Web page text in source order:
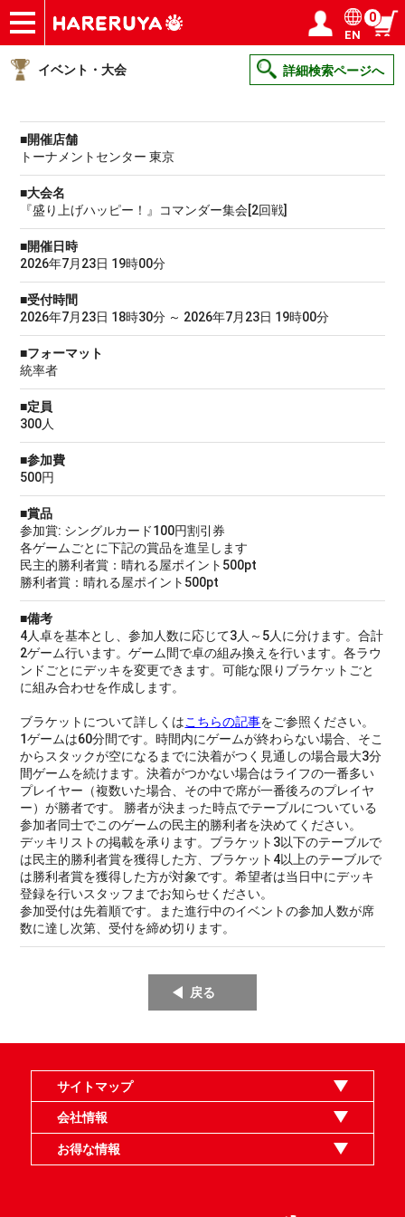
ショップ
買取
記事
デッキ検索
デッキ構築
選手一覧
店舗一覧
イベント
ヘルプ
お問い合わせ ログイン／会員登録
EN
0
イベント・大会 詳細検索ページへ
■開催店舗
トーナメントセンター 東京
■大会名
『盛り上げハッピー！』コマンダー集会[2回戦]
■開催日時
2026年7月23日 19時00分
■受付時間
2026年7月23日 18時30分 ～ 2026年7月23日 19時00分
■フォーマット
統率者
■定員
300人
■参加費
500円
■賞品
参加賞: シングルカード100円割引券
各ゲームごとに下記の賞品を進呈します
民主的勝利者賞：晴れる屋ポイント500pt
勝利者賞：晴れる屋ポイント500pt
■備考
4人卓を基本とし、参加人数に応じて3人～5人に分けます。合計
2ゲーム行います。ゲーム間で卓の組み換えを行います。各ラウ
ンドごとにデッキを変更できます。可能な限りブラケットごと
に組み合わせを作成します。
ブラケットについて詳しくはこちらの記事をご参照ください。
1ゲームは60分間です。時間内にゲームが終わらない場合、そこ
からスタックが空になるまでに決着がつく見通しの場合最大3分
間ゲームを続けます。決着がつかない場合はライフの一番多い
プレイヤー（複数いた場合、その中で席が一番後ろのプレイヤ
ー）が勝者です。 勝者が決まった時点でテーブルについている
参加者同士でこのゲームの民主的勝利者を決めてください。
デッキリストの掲載を承ります。ブラケット3以下のテーブルで
は民主的勝利者賞を獲得した方、ブラケット4以上のテーブルで
は勝利者賞を獲得した方が対象です。希望者は当日中にデッキ
登録を行いスタッフまでお知らせください。
参加受付は先着順です。また進行中のイベントの参加人数が席
数に達し次第、受付を締め切ります。
戻る
サイトマップ
オンラインショップ
買取
記事
選手一覧
デッキ検索
デッキ構築
イベント・大会
店舗のご案内
お問い合わせ
ヘルプ
FAQ
会社情報
利用規約
スタッフ募集
特定商取引法表示
個人情報保護指針
企業情報
お得な情報